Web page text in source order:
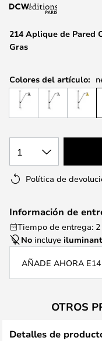
la
de
imágenes
214 Aplique de Pared
Gras
Colores del artículo:
1
Política de
Información de
Tiempo de entrega:
No incluye
AÑADE AHORA
OTROS
Detalles de